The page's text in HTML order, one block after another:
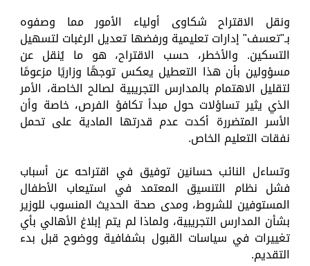
ونقل الاقتراح شكاوى أولياء الأمور مما وصفوه
بـ"تعسف" إدارات تعليمية ورفضها تعديل الرغبات لتسهيل
التسكين. والأخطر، حسب الاقتراح، هو ما يُنقل عن
مسؤولين بأن هذا التعطيل يعكس توجهًا وزاريًا مزعومًا
لتقليل الاهتمام بالمدارس التجريبية لصالح الخاصة، الأمر
الذي يثير تساؤلات حول مبدأ تكافؤ الفرص، خاصة وأن
الأسر المتضررة أكدت عدم قدرتها المادية على تحمل
نفقات التعليم الخاص.
وتساءل النائب حسانين توفيق في اقتراحه عن أسباب
فشل نظام التنسيق المعتمد في استيعاب الأطفال
المستوفين للشروط، ومدى صحة الحديث المنسوب للوزير
بشأن المدارس التجريبية، ولماذا لم يتم إبلاغ الأهالي بأي
تغييرات في سياسات القبول بشفافية ووضوح قبل بدء
التقديم.